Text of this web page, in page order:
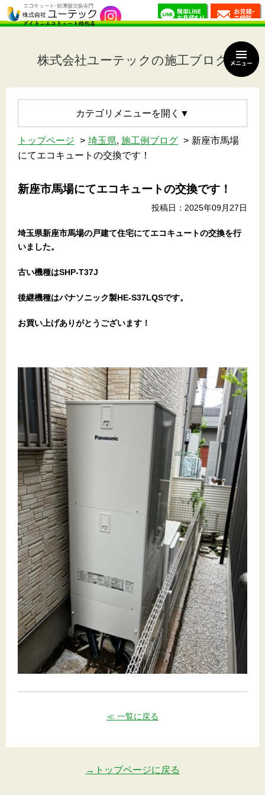
株式会社ユーテックの施工ブログ
カテゴリメニュー
トップページ 埼玉県, 施工例ブログ
新座市馬場
にてエコキュートの交換です！
新座市馬場にてエコキュートの交換です！
投稿日：2025年09月27日
埼玉県新座市馬場の戸建て住宅にてエコキュートの交換を行
いました。
古い機種はSHP-T37J
後継機種はパナソニック製HE-S37LQSです。
お買い上げありがとうございます ！
≪ 一覧に戻る
→トップページに戻る